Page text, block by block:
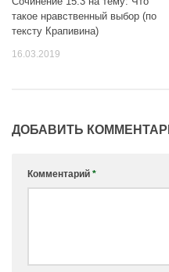
такое нравственный выбор (по
тексту Крапивина)
16.03.2019
ДОБАВИТЬ
Комментарий *